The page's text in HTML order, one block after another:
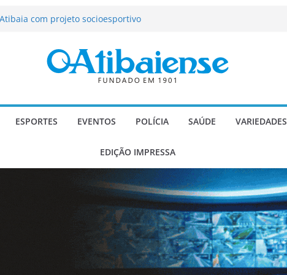
passa a contar com novo reforço
e Morango abre programação
infantis e valorização dos produtores
a deputado estadual é
ESPORTES EVENTOS POLÍCIA SAÚDE VARIEDADES
EDIÇÃO IMPRESSA